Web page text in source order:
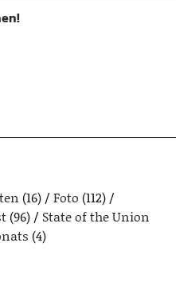
(16) Foto (112)
(96)
State of the Union
(4)